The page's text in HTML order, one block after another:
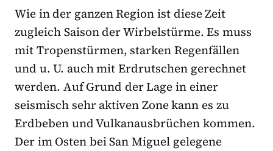
Wie in der ganzen Region ist diese Zeit
zugleich Saison der Wirbelstürme. Es muss
mit Tropenstürmen, starken Regenfällen
und u. U. auch mit Erdrutschen gerechnet
werden. Auf Grund der Lage in einer
seismisch sehr aktiven Zone kann es zu
Erdbeben und Vulkanausbrüchen kommen.
Der im Osten bei San Miguel gelegene